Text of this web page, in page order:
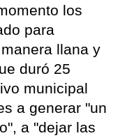
los
para
llana y
duró 25
municipal
a generar "un
a "dejar las